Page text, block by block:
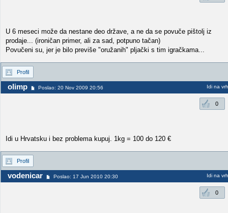
U 6 meseci može da nestane deo države, a ne da se povuče pištolj iz
prodaje... (ironičan primer, ali za sad, potpuno tačan)
Povučeni su, jer je bilo previše "oružanih" pljački s tim igračkama...
Profil
olimp Poslao: 20 Nov 2009 20:56 Idi na vrh
0
Idi u Hrvatsku i bez problema kupuj. 1kg = 100 do 120 €
Profil
vodenicar Poslao: 17 Jun 2010 20:30 Idi na vrh
0